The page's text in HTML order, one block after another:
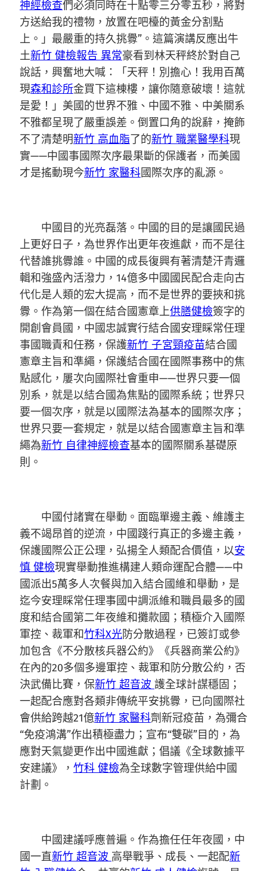
神經檢查們必須同時在十點零三分零五秒，將對
方送給我的禮物，放置在吧檯的黃金分割點
上。」最嚴重的持久挑釁”。這篇演講反應出牛
土新竹 健檢報告 異常豪看到林天秤終於對自己
說話，興奮地大喊：「天秤！別擔心！我用百萬
現森和診所金買下這棟樓，讓你隨意破壞！這就
是愛！」美國的世界不雅、中國不雅、中美關系
不雅都呈現了嚴重誤差。倒置口角的說辭，掩飾
不了清楚明新竹 高血脂了的新竹 職業醫學科現
實——中國事國際次序最果斷的保護者，而美國
才是搖動現今新竹 家醫科國際次序的亂源。
中國目的光亮磊落。中國的目的是讓國民過
上更好日子，為世界作出更年夜進獻，而不是往
代替誰挑釁誰。中國的成長復興有著清楚汗青邏
輯和強盛內活潑力，14億多中國國民配合走向古
代化是人類的宏大提高，而不是世界的要挾和挑
釁。作為第一個在結合國憲章上供膳健檢簽字的
開創會員國，中國忠誠實行結合國安理睬常任理
事國職責和任務，保護新竹 子宮頸疫苗結合國
憲章主旨和準繩，保護結合國在國際事務中的焦
點感化，屢次向國際社會重申——世界只要一個
別系，就是以結合國為焦點的國際系統；世界只
要一個次序，就是以國際法為基本的國際次序；
世界只要一套規定，就是以結合國憲章主旨和準
繩為新竹 自律神經檢查基本的國際關系基礎原
則。
中國付諸實在舉動。面臨單邊主義、維護主
義不竭昂首的逆流，中國踐行真正的多邊主義，
保護國際公正公理，弘揚全人類配合價值，以安
慎 健檢現實舉動推進構建人類命運配合體——中
國派出5萬多人次餐與加入結合國維和舉動，是
迄今安理睬常任理事國中調派維和職員最多的國
度和結合國第二年夜維和攤款國；積極介入國際
軍控、裁軍和竹科X光防分散過程，已簽訂或參
加包含《不分散核兵器公約》《兵器商業公約》
在內的20多個多邊軍控、裁軍和防分散公約，否
決武備比賽，保新竹 超音波 護全球計謀穩固；
一起配合應對各類非傳統平安挑釁，已向國際社
會供給跨越21億新竹 家醫科劑新冠疫苗，為彌合
“免疫鴻溝”作出積極盡力；宣布“雙碳”目的，為
應對天氣變更作出中國進獻；倡議《全球數據平
安建議》， 竹科 健檢為全球數字管理供給中國
計劃。
中國建議呼應普遍。作為擔任任年夜國，中
國一直新竹 超音波 高舉戰爭、成長、一起配新